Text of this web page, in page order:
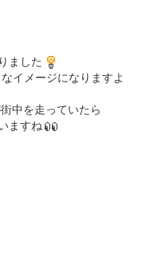
ました
なイメージになりますよ
中を走っていたら
ますね